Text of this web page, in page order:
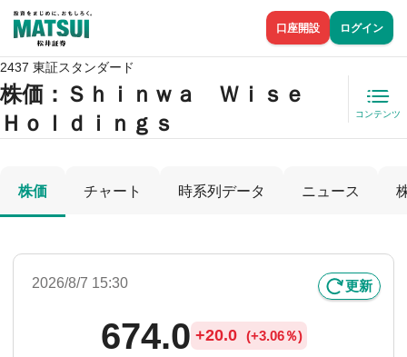
口座開設 ログイン
2437 東証スタンダード
株価 ：Ｓｈｉｎｗａ Ｗｉｓｅ
Ｈｏｌｄｉｎｇｓ
コンテンツ
株価 チャート 時系列データ ニュース
2026/8/7 15:30 更新
674.0 +20.0 (+3.06％)